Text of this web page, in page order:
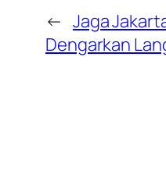
← Jaga
Dengarkan